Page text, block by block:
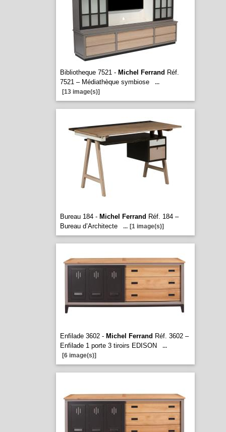
Bibliotheque 7521 - Michel Ferrand Réf.
7521 – Médiathèque symbiose
...
[13 image(s)]
Bureau 184 - Michel Ferrand Réf. 184 –
Bureau d’Architecte
... [1 image(s)]
Enfilade 3602 - Michel Ferrand Réf. 3602 –
Enfilade 1 porte 3 tiroirs EDISON
...
[6 image(s)]